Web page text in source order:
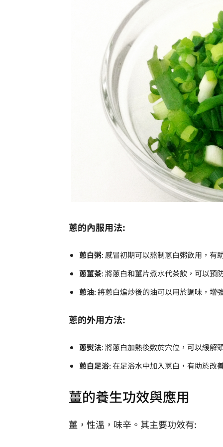
蔥的內服用法:
蔥白粥: 感冒初期可以熬制蔥白粥飲用，有
蔥薑茶: 將蔥白和薑片煮水代茶飲，可以預
蔥油: 將蔥白煸炒後的油可以用於調味，增
蔥的外用方法:
蔥熨法: 將蔥白加熱後敷於穴位，可以緩解
蔥白足浴: 在足浴水中加入蔥白，有助於改
薑的養生功效與應用
薑，性溫，味辛。其主要功效有: